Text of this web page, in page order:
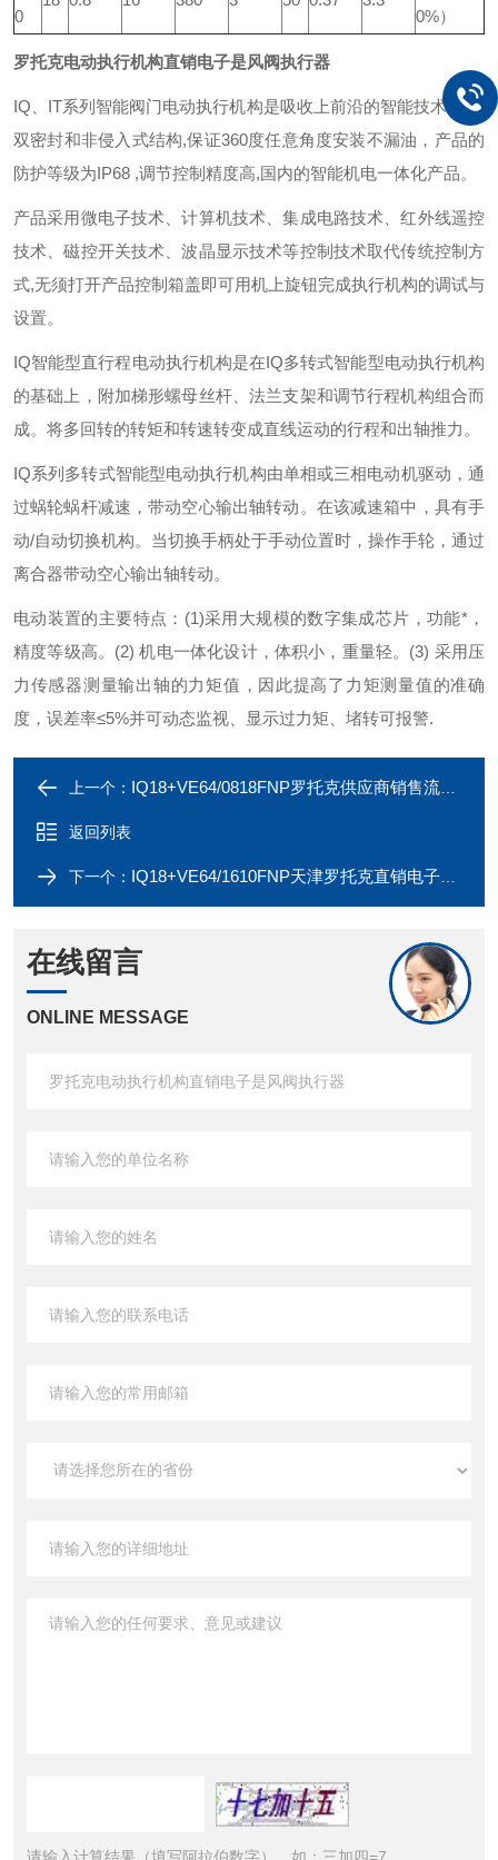
0
0%）
罗托克电动执行机构直销电子是风阀执行器
IQ、IT系列智能阀门电动执行机构是吸收上前沿的智能技术,采用
双密封和非侵入式结构,保证360度任意角度安装不漏油，产品的
防护等级为IP68 ,调节控制精度高,国内的智能机电一体化产品。
产品采用微电子技术、计算机技术、集成电路技术、红外线遥控
技术、磁控开关技术、波晶显示技术等控制技术取代传统控制方
式,无须打开产品控制箱盖即可用机上旋钮完成执行机构的调试与
设置。
IQ智能型直行程电动执行机构是在IQ多转式智能型电动执行机构
的基础上，附加梯形螺母丝杆、法兰支架和调节行程机构组合而
成。将多回转的转矩和转速转变成直线运动的行程和出轴推力。
IQ系列多转式智能型电动执行机构由单相或三相电动机驱动，通
过蜗轮蜗杆减速，带动空心输出轴转动。在该减速箱中，具有手
动/自动切换机构。当切换手柄处于手动位置时，操作手轮，通过
离合器带动空心输出轴转动。
电动装置的主要特点： (1)采用大规模的数字集成芯片，功能*，
精度等级高。 (2) 机电一体化设计，体积小，重量轻。 (3) 采用压
力传感器测量输出轴的力矩值，因此提高了力矩测量值的准确
度，误差率≤5%并可动态监视、显示过力矩、堵转可报警.
上一个： IQ18+VE64/0818FNP罗托克供应商销售流量阀耐腐蚀电动执行器
返回列表
下一个： IQ18+VE64/1610FNP天津罗托克直销电子式水泥厂使用电动执行器
在线留言
ONLINE MESSAGE